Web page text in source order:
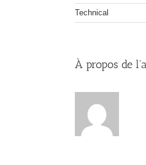
Technical
À propos de